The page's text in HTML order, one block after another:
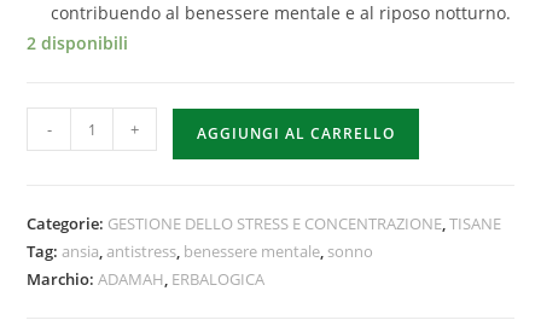
contribuendo al benessere mentale e al riposo notturno.
2 disponibili
- + AGGIUNGI AL CARRELLO
Categorie: GESTIONE DELLO STRESS E CONCENTRAZIONE,TISANE
Tag:ansia,antistress, benessere mentale, sonno
Marchio:ADAMAH, ERBALOGICA